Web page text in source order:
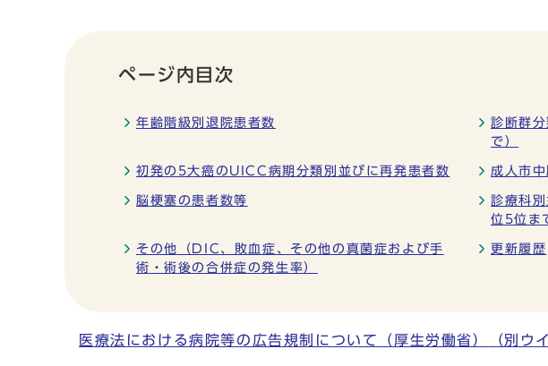
ページ内目次
年齢階級別退院患者数
診断群
で）
初発の5大癌のUICC病期分類別並びに再発患者数 成人市
脳梗塞の患者数等
診療科
位5位ま
その他（DIC、敗血症、その他の真菌症および手
術・術後の合併症の発生率）
更新履歴
医療法における病院等の広告規制について（厚生労働省） （別ウ